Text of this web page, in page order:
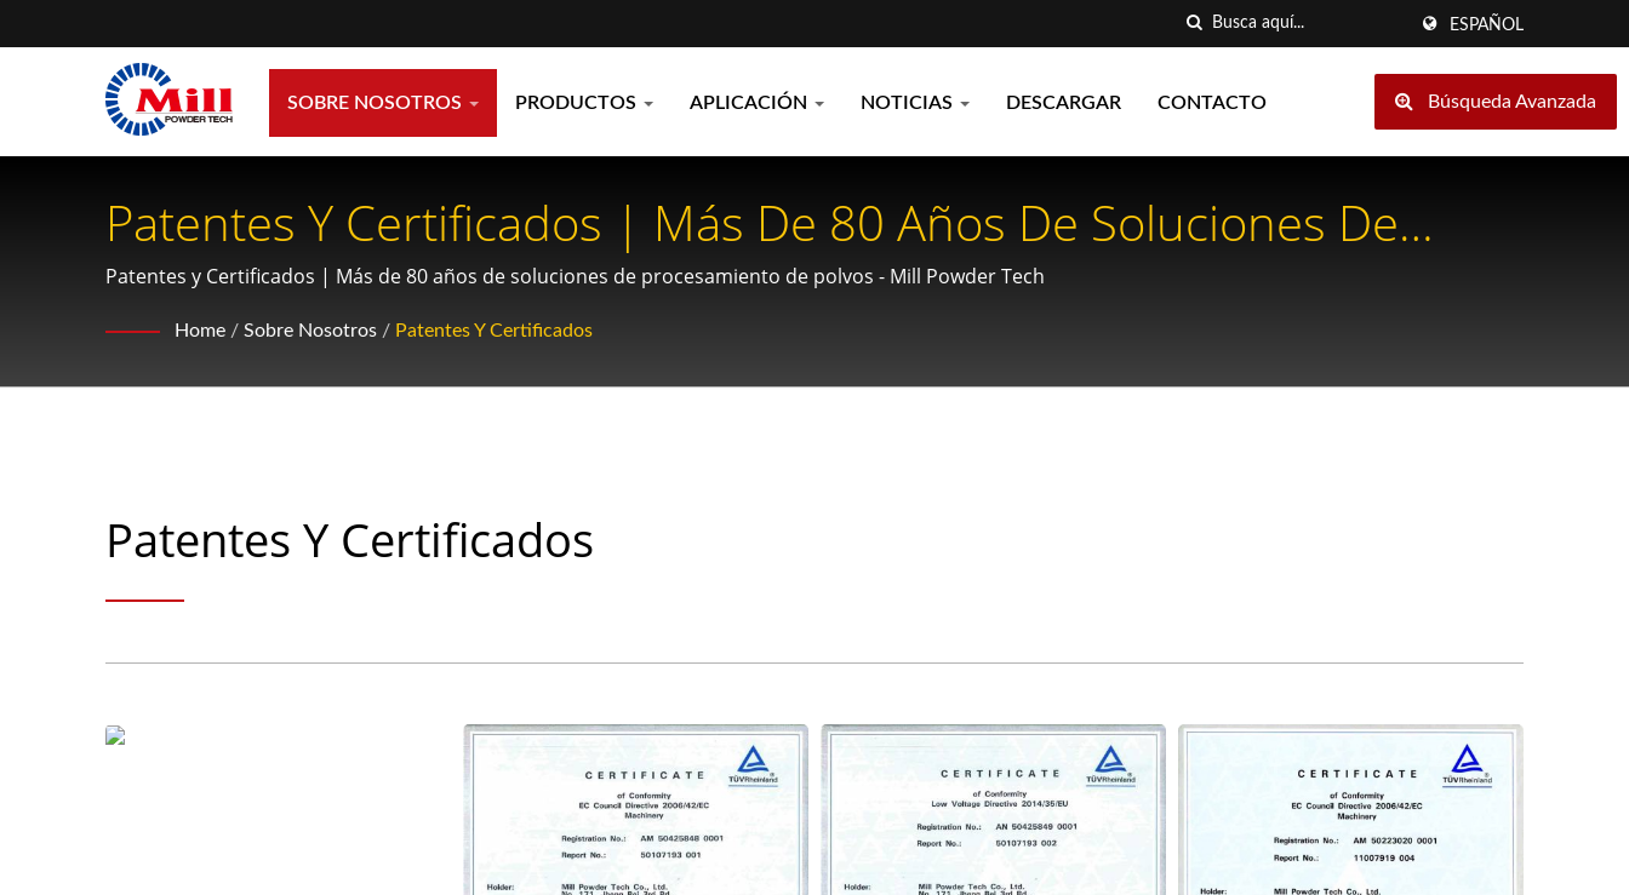
ESPAÑOL
SOBRE NOSOTROS PRODUCTOS APLICACIÓN NOTICIAS DESCARGAR CONTACTO Búsqueda Avanzada
Patentes Y Certificados | Más De 80 Años De Soluciones De
Procesamiento De Polvos - Mill Powder Tech
Patentes y Certificados | Más de 80 años de soluciones de procesamiento de polvos - Mill Powder Tech
Home / Sobre Nosotros / Patentes Y Certificados
Patentes Y Certificados